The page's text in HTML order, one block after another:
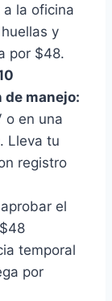
la oficina
y
por $48.
manejo:
o en una
Lleva tu
registro
el
temporal
por